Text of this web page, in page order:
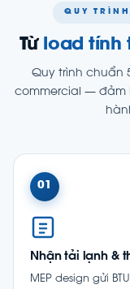
QUY
Từ load tính
Quy trình chuẩn
commercial — đảm
01
Nhận tải lạnh &
MEP design gửi